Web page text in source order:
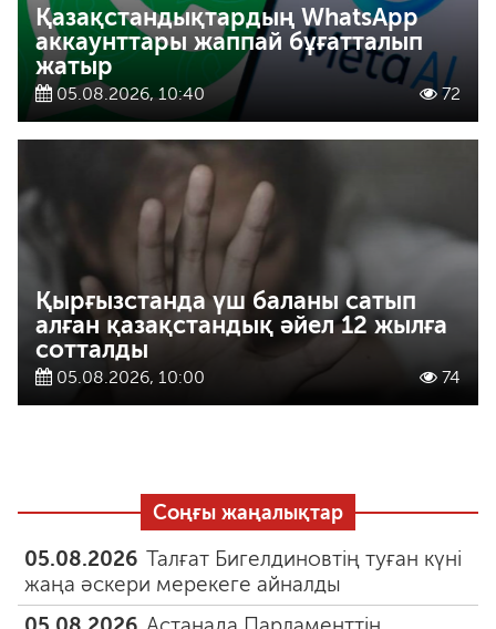
Қазақстандықтардың WhatsApp
аккаунттары жаппай бұғатталып
жатыр
05.08.2026, 10:40 72
Қырғызстанда үш баланы сатып
алған қазақстандық әйел 12 жылға
сотталды
05.08.2026, 10:00 74
Соңғы жаңалықтар
05.08.2026 Талғат Бигелдиновтің туған күні
жаңа әскери мерекеге айналды